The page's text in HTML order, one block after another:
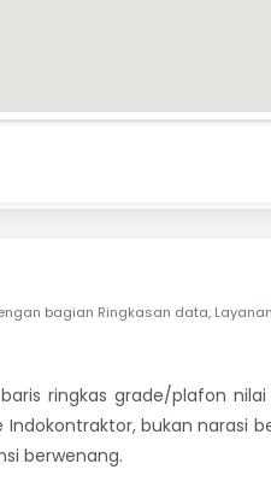
bagian Ringkasan data,
ringkas grade/plafon
bukan narasi
berwenang.